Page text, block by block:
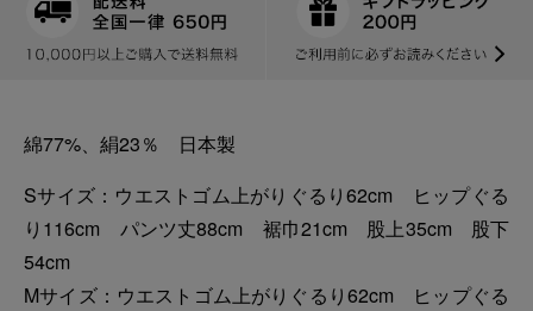
綿77%、絹23％ 日本製
Sサイズ：ウエストゴム上がりぐるり62cm ヒップぐる
り116cm パンツ丈88cm 裾巾21cm 股上35cm 股下
54cm
Mサイズ：ウエストゴム上がりぐるり62cm ヒップぐる